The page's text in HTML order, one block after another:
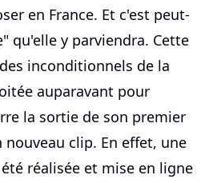
en France. Et c'est peut-
qu'elle y parviendra. Cette
inconditionnels de la
auparavant pour
la sortie de son premier
clip. En effet, une
réalisée et mise en ligne